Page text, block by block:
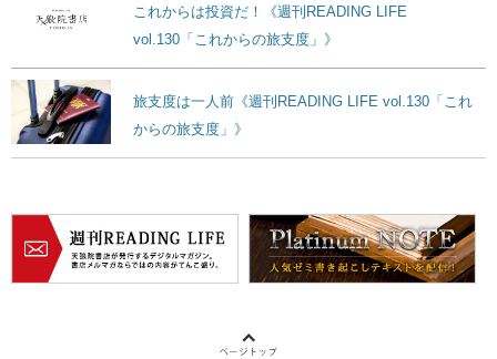
これからは投資だ！《週刊READING LIFE
vol.130「これからの旅支度」》
旅支度は一人前《週刊READING LIFE vol.130「これ
からの旅支度」》